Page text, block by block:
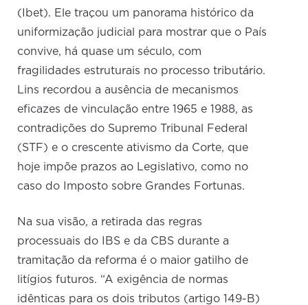
(Ibet). Ele traçou um panorama histórico da
uniformização judicial para mostrar que o País
convive, há quase um século, com
fragilidades estruturais no processo tributário.
Lins recordou a ausência de mecanismos
eficazes de vinculação entre 1965 e 1988, as
contradições do Supremo Tribunal Federal
(STF) e o crescente ativismo da Corte, que
hoje impõe prazos ao Legislativo, como no
caso do Imposto sobre Grandes Fortunas.
Na sua visão, a retirada das regras
processuais do IBS e da CBS durante a
tramitação da reforma é o maior gatilho de
litígios futuros. “A exigência de normas
idênticas para os dois tributos (artigo 149-B)